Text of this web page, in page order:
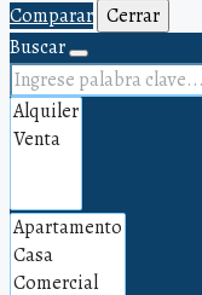
Comparar Cerrar
Buscar